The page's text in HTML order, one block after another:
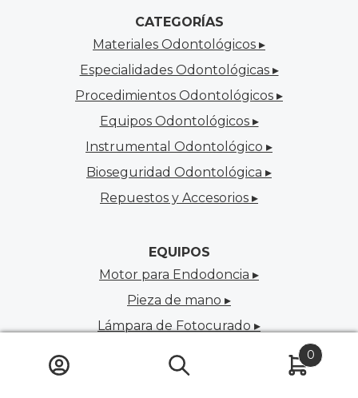
0
CATEGORÍAS
Materiales Odontológicos ▸
Especialidades Odontológicas ▸
Procedimientos Odontológicos ▸
Equipos Odontológicos ▸
Instrumental Odontológico ▸
Bioseguridad Odontológica ▸
Repuestos y Accesorios ▸
EQUIPOS
Motor para Endodoncia ▸
Pieza de mano ▸
Lámpara de Fotocurado ▸
Scaler y cavitron ▸
Láser de Diodo ▸